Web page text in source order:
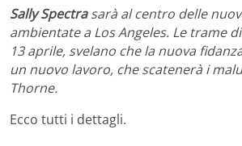
Sally Spectrasarà al centro delle
ambientate a Los Angeles. Le trame di
13 aprile, svelano che la nuova
un nuovo lavoro, che scatenerà i
Thorne.
Ecco tutti i dettagli.